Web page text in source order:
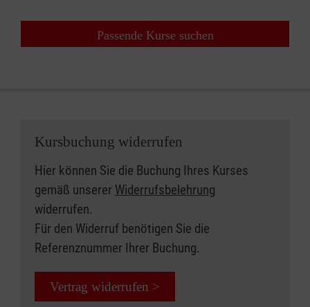
Betreuungseinrichtungen") an, da ein
falscher Eintrag zu Problemen bei der
von den Vorkenntnissen der
Teilnehmenden entscheiden Sie (bzw. Ihr
Arbeitgeber) & wir bei Inhouse-Kursen
gemeinsam, welches Kursformat letztlich
durchgeführt wird. Anschließend erfolgt
durch uns eine entsprechende (Vor-)
Anmeldung des Kurses bei den
Berufsgenossenschaften. In diesem
Zusammenhang ist es entscheidend, dass
Passende Kurse suchen
Kursbuchung widerrufen
Hier können Sie die Buchung Ihres Kurses
gemäß unserer Widerrufsbelehrung
widerrufen.
Für den Widerruf benötigen Sie die
Referenznummer Ihrer Buchung.
Vertrag widerrufen >